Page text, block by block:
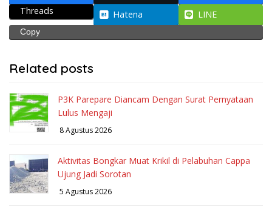
Threads
Hatena LINE
Copy
Related posts
P3K Parepare Diancam Dengan Surat Pernyataan
Lulus Mengaji
8 Agustus 2026
Aktivitas Bongkar Muat Krikil di Pelabuhan Cappa
Ujung Jadi Sorotan
5 Agustus 2026